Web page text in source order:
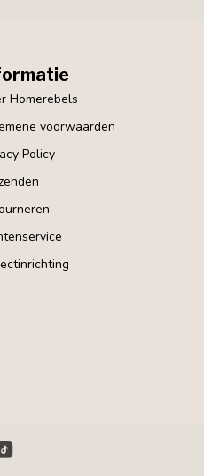
Homerebels
voorwaarden
Policy